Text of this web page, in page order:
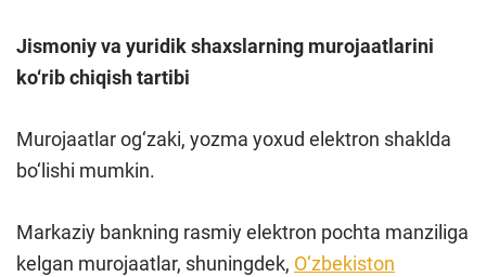
Jismoniy va yuridik shaxslarning murojaatlarini
ko‘rib chiqish tartibi
Murojaatlar og‘zaki, yozma yoxud elektron shaklda
bo‘lishi mumkin.
Markaziy bankning rasmiy elektron pochta manziliga
kelgan murojaatlar, shuningdek, O‘zbekiston